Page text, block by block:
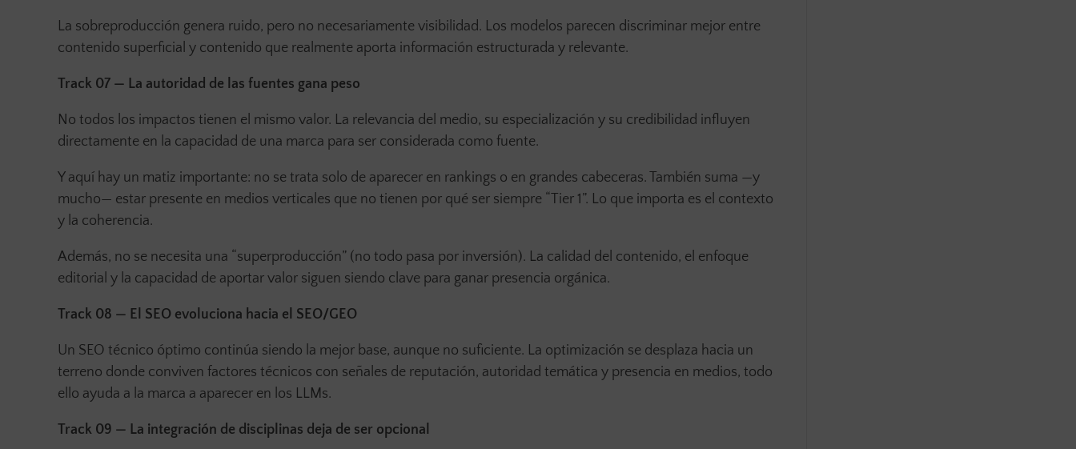
La sobreproducción genera ruido, pero no necesariamente visibilidad. Los modelos parecen discriminar mejor entre
contenido superficial y contenido que realmente aporta información estructurada y relevante.
Track 07 — La autoridad de las fuentes gana peso
No todos los impactos tienen el mismo valor. La relevancia del medio, su especialización y su credibilidad influyen
directamente en la capacidad de una marca para ser considerada como fuente.
Y aquí hay un matiz importante: no se trata solo de aparecer en rankings o en grandes cabeceras. También suma —y
mucho— estar presente en medios verticales que no tienen por qué ser siempre “Tier 1”. Lo que importa es el contexto
y la coherencia.
Además, no se necesita una “superproducción” (no todo pasa por inversión). La calidad del contenido, el enfoque
editorial y la capacidad de aportar valor siguen siendo clave para ganar presencia orgánica.
Track 08 — El SEO evoluciona hacia el SEO/GEO
Un SEO técnico óptimo continúa siendo la mejor base, aunque no suficiente. La optimización se desplaza hacia un
terreno donde conviven factores técnicos con señales de reputación, autoridad temática y presencia en medios, todo
ello ayuda a la marca a aparecer en los LLMs.
Track 09 — La integración de disciplinas deja de ser opcional